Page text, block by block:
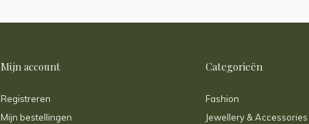
Mijn account
Registreren
Mijn bestellingen
Categorieën
Fashion
Jewellery & Accessories